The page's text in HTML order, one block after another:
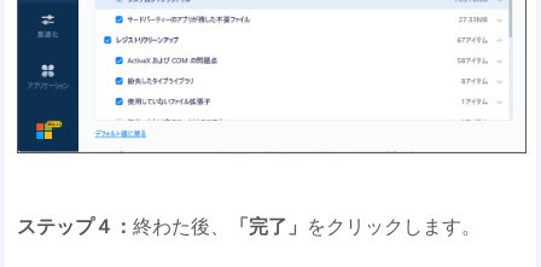
ステップ４：終わた後、 「完了」 をクリックします。